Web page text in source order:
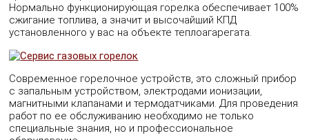
Нормально функционирующая горелка обеспечивает 100%
сжигание топлива, а значит и высочайший КПД
установленного у вас на объекте теплоагарегата.
Современное горелочное устройств, это сложный прибор
с запальным устройством, электродами ионизации,
магнитными клапанами и термодатчиками. Для проведения
работ по ее обслуживанию необходимо не только
специальные знания, но и профессиональное